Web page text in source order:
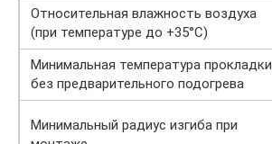
Относительная влажность воздуха
(при температуре до +35°С)
Минимальная температура прокладки
без предварительного подогрева
Минимальный радиус изгиба при